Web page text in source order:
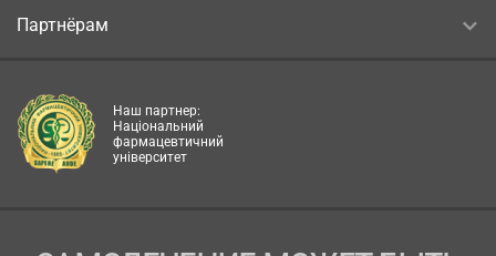
Партнёрам
Наш партнер:
Національний
фармацевтичний
університет